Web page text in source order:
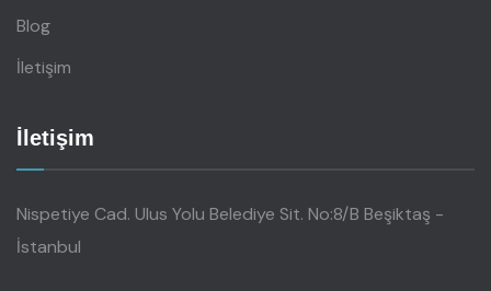
Blog
İletişim
İletişim
Nispetiye Cad. Ulus Yolu Belediye Sit. No:8/B Beşiktaş -
İstanbul